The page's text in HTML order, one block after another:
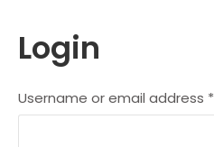
Login
Username or email address *